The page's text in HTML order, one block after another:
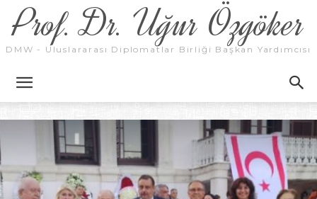
Prof. Dr. Uğur Özgöker
DMW - Uluslararası Diplomatlar Birliği Başkan Yardımcısı